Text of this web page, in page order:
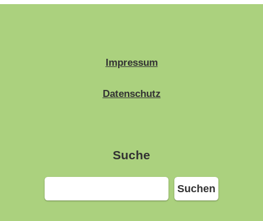
Impressum
Datenschutz
Suche
Suchen
Suchen